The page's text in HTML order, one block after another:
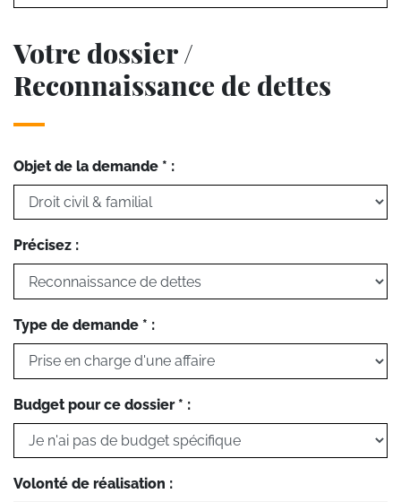
Votre dossier /
Reconnaissance de dettes
Objet de la demande * :
Précisez :
Type de demande * :
Budget pour ce dossier * :
Volonté de réalisation :